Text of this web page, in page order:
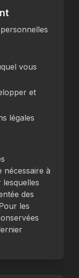
vous
et
légales
nécessaire à
lesquelles
des
les